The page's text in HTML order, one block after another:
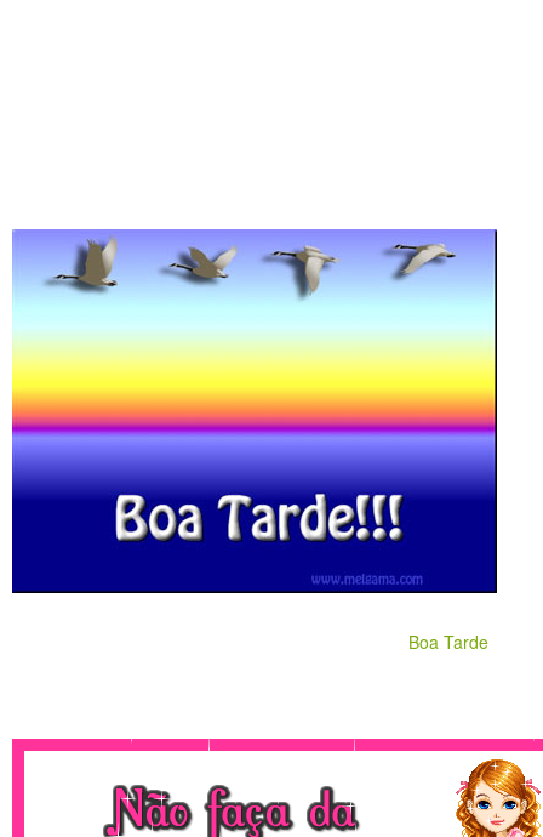
Boa Tarde